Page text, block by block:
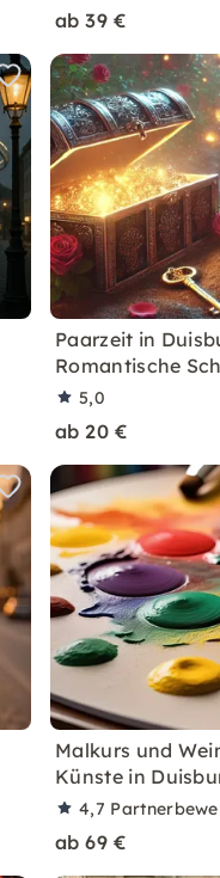
ab 39 €
Paarzeit in
Romantische
5,0
ab 20 €
Malkurs und
Künste in
4,7
ab 69 €